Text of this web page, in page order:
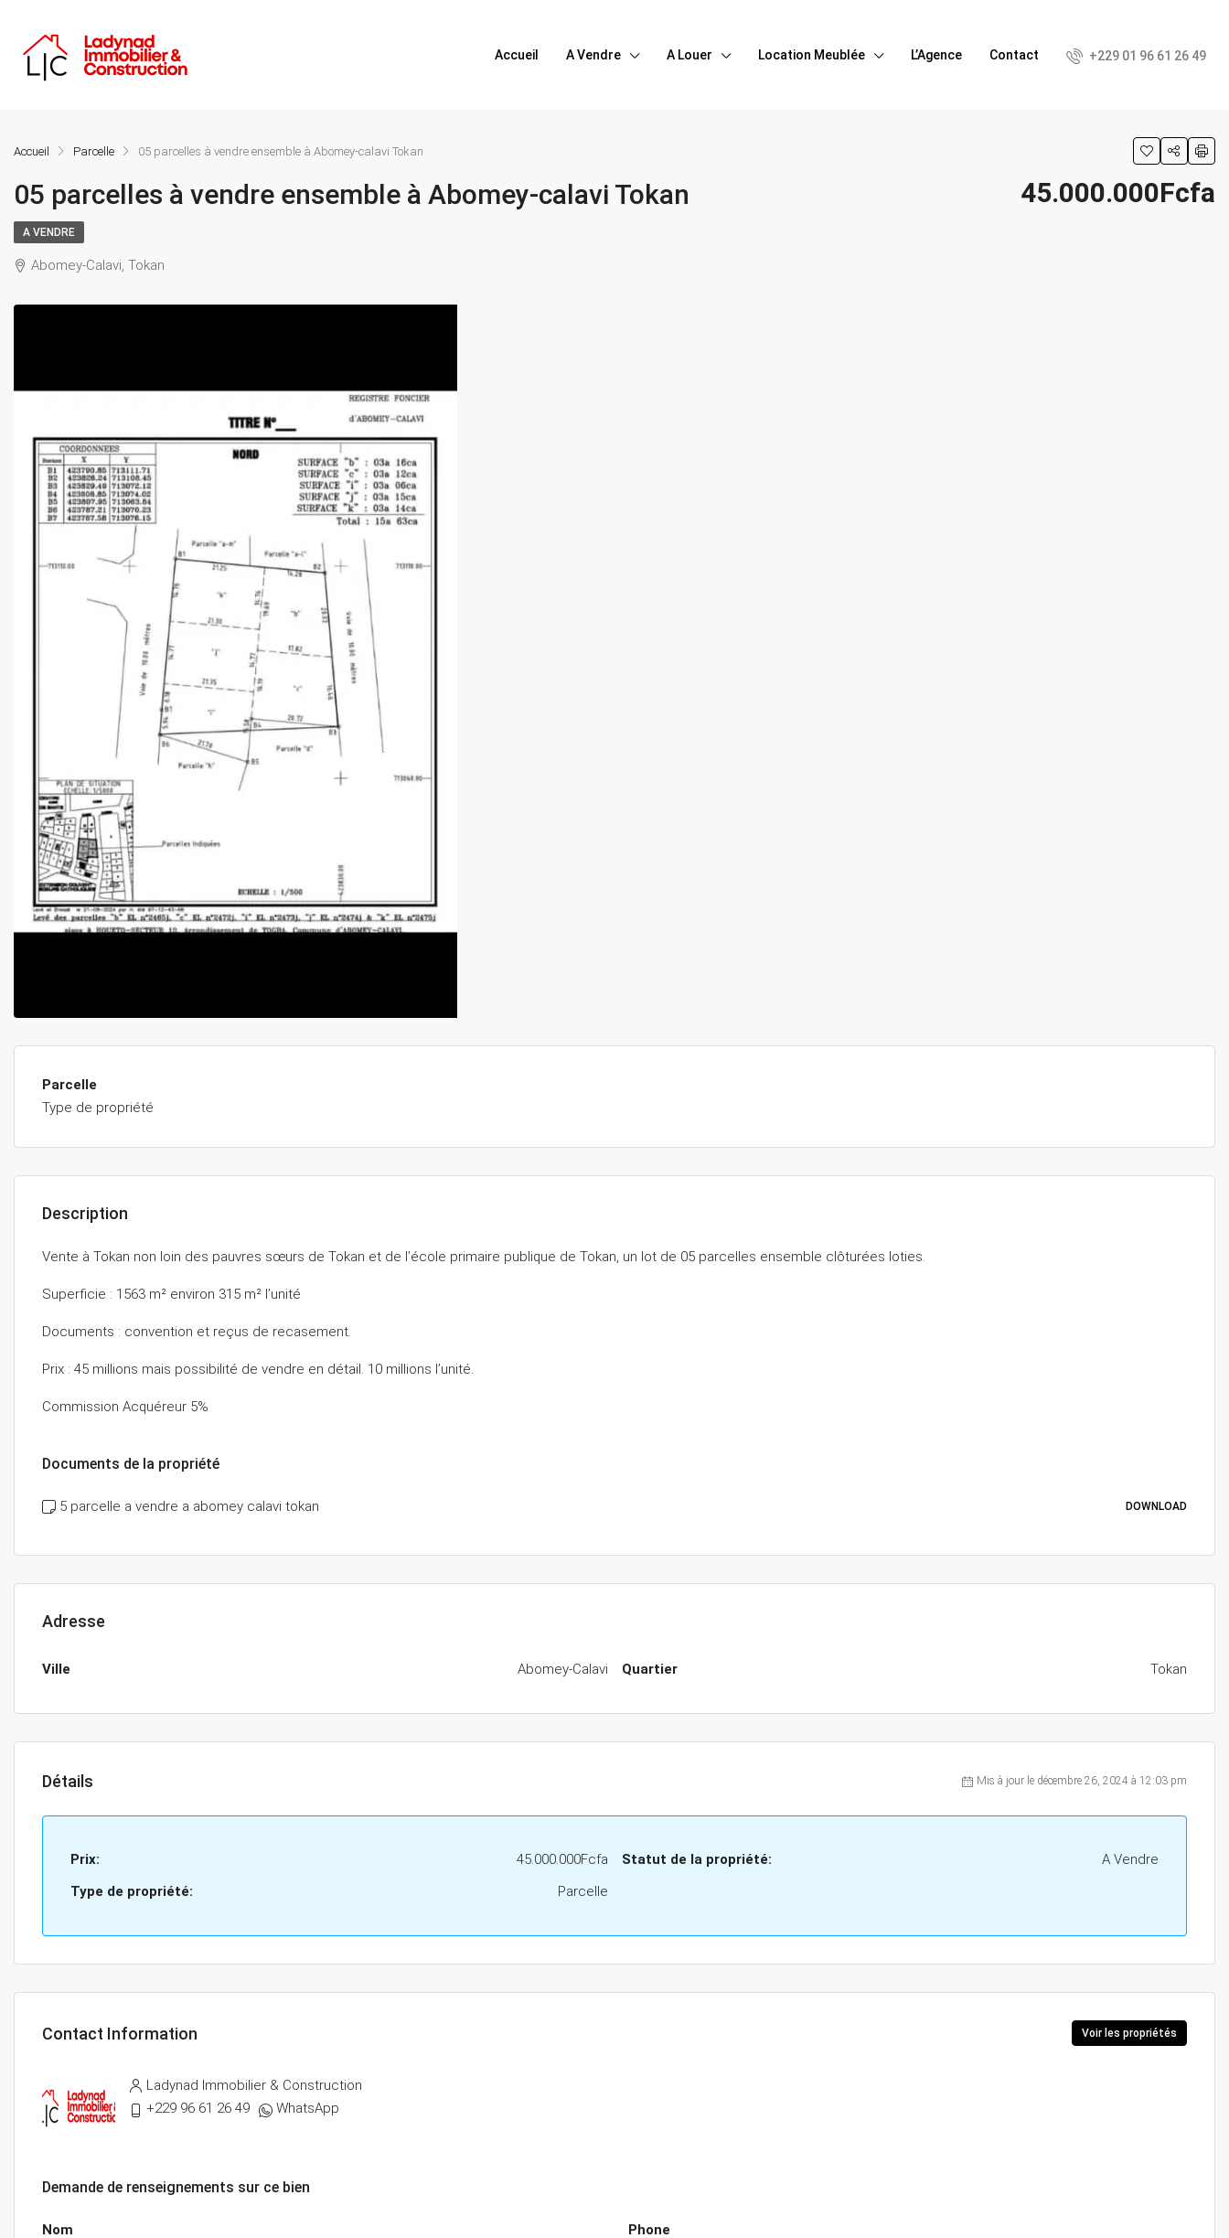
Accueil A Vendre A Louer Location Meublée L’Agence Contact +229 01 96 61 26 49
Accueil Parcelle 05 parcelles à vendre ensemble à Abomey-calavi Tokan
05 parcelles à vendre ensemble à Abomey-calavi Tokan 45.000.000Fcfa
A VENDRE
Abomey-Calavi, Tokan
Parcelle
Type de propriété
Description
Vente à Tokan non loin des pauvres sœurs de Tokan et de l’école primaire publique de Tokan, un lot de 05 parcelles ensemble clôturées loties.
Superficie : 1563 m² environ 315 m² l’unité
Documents : convention et reçus de recasement.
Prix : 45 millions mais possibilité de vendre en détail. 10 millions l’unité.
Commission Acquéreur 5%
Documents de la propriété
5 parcelle a vendre a abomey calavi tokan DOWNLOAD
Adresse
Ville Abomey-Calavi Quartier Tokan
Détails Mis à jour le décembre 26, 2024 à 12:03 pm
Prix:
45.000.000Fcfa
Type de propriété:
Parcelle
Statut de la propriété: A Vendre
Contact Information Voir les propriétés
Ladynad Immobilier & Construction
+229 96 61 26 49
WhatsApp
Demande de renseignements sur ce bien
Nom Phone